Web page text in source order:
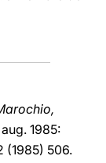
1985:
(1985) 506.